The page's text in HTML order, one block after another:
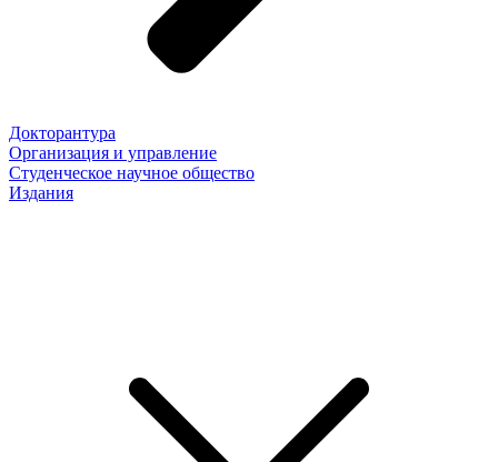
Докторантура
Организация и управление
Студенческое научное общество
Издания